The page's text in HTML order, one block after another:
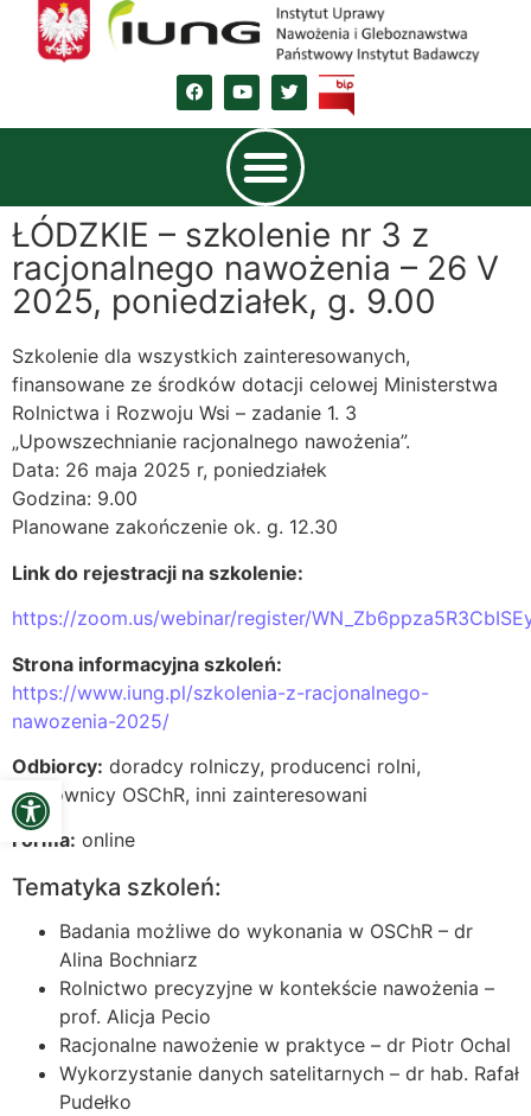
Open toolbar
ŁÓDZKIE – szkolenie nr 3 z
racjonalnego nawożenia – 26 V
2025, poniedziałek, g. 9.00
Szkolenie dla wszystkich zainteresowanych,
finansowane ze środków dotacji celowej Ministerstwa
Rolnictwa i Rozwoju Wsi – zadanie 1. 3
„Upowszechnianie racjonalnego nawożenia”.
Data: 26 maja 2025 r, poniedziałek
Godzina: 9.00
Planowane zakończenie ok. g. 12.30
Link do rejestracji na szkolenie:
https://zoom.us/webinar/register/
Strona informacyjna szkoleń:
https://www.iung.pl/szkolenia-z-racjonalnego-
nawozenia-2025/
Odbiorcy: doradcy rolniczy, producenci rolni,
pracownicy OSChR, inni zainteresowani
Forma: online
Tematyka szkoleń:
Badania możliwe do wykonania w OSChR – dr
Alina Bochniarz
Rolnictwo precyzyjne w kontekście nawożenia –
prof. Alicja Pecio
Racjonalne nawożenie w praktyce – dr Piotr Ochal
Wykorzystanie danych satelitarnych – dr hab. Rafał
Pudełko